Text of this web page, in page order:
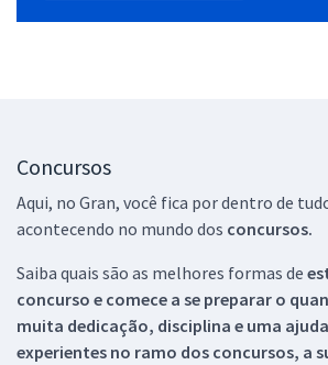
Concursos
Aqui, no Gran, você fica por dentro de
acontecendo no mundo dos concursos.
Saiba quais são as melhores formas de
concurso e comece a se preparar o
muita dedicação, disciplina e uma
experientes no ramo dos concursos, a